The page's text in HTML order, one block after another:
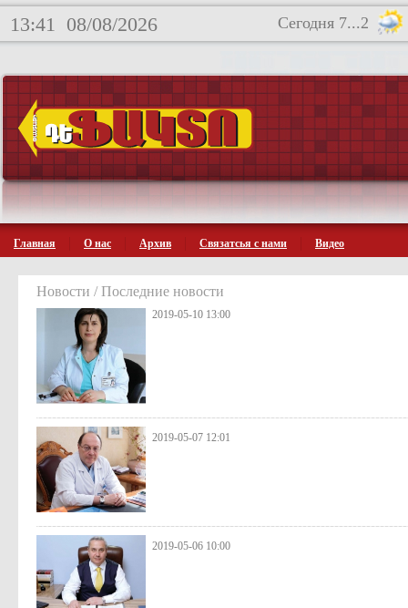
13:41 08/08/2026 Сегодня 7...2
Главная О нас Архив Связатсья с нами Видео
Новости / Последние новости
2019-05-10 13:00
2019-05-07 12:01
2019-05-06 10:00